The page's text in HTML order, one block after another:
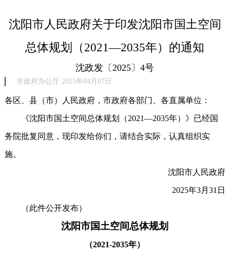
沈阳市人民政府关于印发沈阳市国土空间
总体规划（2021—2035年）的通知
沈政发〔2025〕4号​
市政府办公厅 2025年04月07日
各区、县（市）人民政府，市政府各部门、各直属单位：
《沈阳市国土空间总体规划（2021—2035年）》已经国
务院批复同意，现印发给你们，请结合实际，认真组织实
施。
沈阳市人民政府
2025年3月31日
（此件公开发布）
沈阳市国土空间总体规划
（2021-2035年）